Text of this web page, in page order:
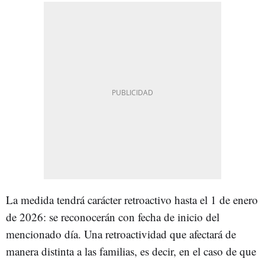
La medida tendrá carácter retroactivo hasta el 1 de enero
de 2026: se reconocerán con fecha de inicio del
mencionado día. Una retroactividad que afectará de
manera distinta a las familias, es decir, en el caso de que